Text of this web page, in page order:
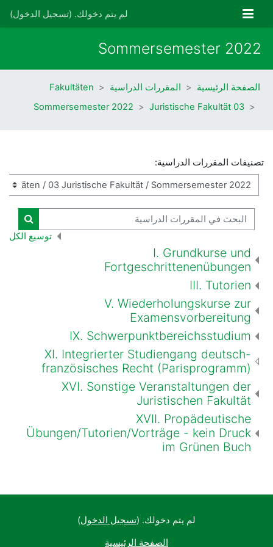
واجهة جانبية لم يتم دخولك. (تسجيل الدخول)
Sommersemester 2022
الصفحة الرئيسية المقررات الدراسية
Fakultäten
03 Juristische Fakultät
Sommersemester 2022
تصنيفات المقررات الدراسية:
البحث في المقررات الدراسية
البحث
توسيع الكل
I. Grundkurse und
Fortgeschrittenenübungen
III. Tutorien
V. Wiederholungskurse zur
Examensvorbereitung
IX. Schwerpunktbereichsstudium
XI. Integrierter Studiengang deutsch-
französisches Recht (Parisprogramm)
XVI. Sonstige Veranstaltungen der
Juristischen Fakultät
XVII. Propädeutische
Übungen/Tutorien/Vorträge - kein Druck
im Grünen Buch
لم يتم دخولك. (تسجيل الدخول)
الصفحة الرئيسية